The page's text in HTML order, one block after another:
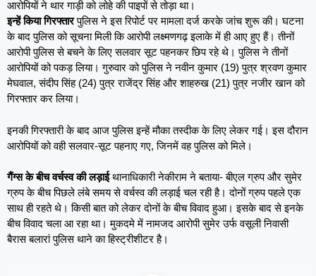
आरोपियों ने थार गाड़ी को लोहे की पाइपों से तोड़ा था।
इन्हें किया गिरफ्तारपुलिस ने इस रिपोर्ट पर मामला दर्ज करके जांच शुरू की। घटना
के बाद पुलिस को सूचना मिली कि आरोपी लक्ष्मणगढ़ इलाके में ही आए हुए हैं। तीनों
आरोपी पुलिस से बचने के लिए सलवार सूट पहनकर छिप रहे थे। पुलिस ने तीनों
आरोपियों को पकड़ लिया। गुरुवार को पुलिस ने नवीन कुमार (19) पुत्र श्रवण कुमार
मेघवाल, संदीप सिंह (24) पुत्र राजेंद्र सिंह और शाहरुख (21) पुत्र नजीर खान को
गिरफ्तार कर लिया।
इनकी गिरफ्तारी के बाद आज पुलिस इन्हें मौका तस्दीक के लिए लेकर गई। इस दौरान
आरोपियों को वही सलवार-सूट पहनाए गए, जिनमें वह पुलिस को मिले।
गैंग्स के बीच वर्चस्व की लड़ाईथानाधिकारी नेकीराम ने बताया- बीएल ग्रुप और सुमेर
ग्रुप के बीच पिछले लंबे समय से वर्चस्व की लड़ाई चल रही है। दोनों ग्रुप पहले एक
साथ ही रहते थे। किसी बात को लेकर दोनों के बीच विवाद हुआ। इसके बाद से इनके
बीच विवाद चला आ रहा था। मुकदमे में नामजद आरोपी सुमेर उर्फ वसूली निवासी
बैरास बलारां पुलिस थाने का हिस्ट्रीशीटर है।